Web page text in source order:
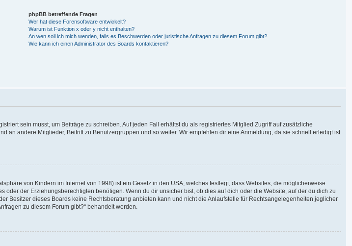
phpBB betreffende Fragen
Wer hat diese Forensoftware entwickelt?
Warum ist Funktion x oder y nicht enthalten?
An wen soll ich mich wenden, falls es Beschwerden oder juristische Anfragen zu diesem Forum gibt?
Wie kann ich einen Administrator des Boards kontaktieren?
sein musst, um Beiträge zu schreiben. Auf jeden Fall erhältst du als registriertes Mitglied Zugriff auf zusätzliche
an andere Mitglieder, Beitritt zu Benutzergruppen und so weiter. Wir empfehlen dir eine Anmeldung, da sie schnell erledigt ist
von Kindern im Internet von 1998) ist ein Gesetz in den USA, welches festlegt, dass Websites, die möglicherweise
der Erziehungsberechtigten benötigen. Wenn du dir unsicher bist, ob dies auf dich oder die Website, auf der du dich zu
Besitzer dieses Boards keine Rechtsberatung anbieten kann und nicht die Anlaufstelle für Rechtsangelegenheiten jeglicher
zu diesem Forum gibt?“ behandelt werden.